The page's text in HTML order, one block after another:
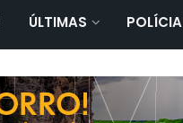
ÚLTIMAS POLÍCIA